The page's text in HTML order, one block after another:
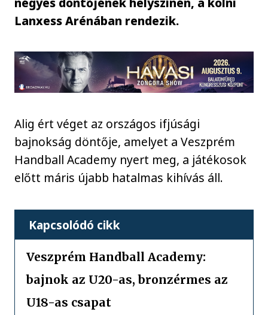
Lanxess Arénában rendezik.
Alig ért véget az országos ifjúsági
bajnokság döntője, amelyet a Veszprém
Handball Academy nyert meg, a játékosok
előtt máris újabb hatalmas kihívás áll.
Kapcsolódó cikk
Veszprém Handball Academy:
bajnok az U20-as, bronzérmes az
U18-as csapat